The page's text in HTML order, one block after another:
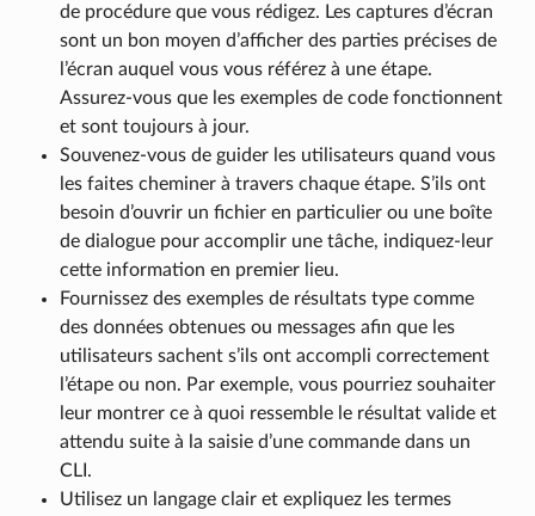
de procédure que vous rédigez. Les captures d’écran
sont un bon moyen d’afficher des parties précises de
l’écran auquel vous vous référez à une étape.
Assurez-vous que les exemples de code fonctionnent
et sont toujours à jour.
Souvenez-vous de guider les utilisateurs quand vous
les faites cheminer à travers chaque étape. S’ils ont
besoin d’ouvrir un fichier en particulier ou une boîte
de dialogue pour accomplir une tâche, indiquez-leur
cette information en premier lieu.
Fournissez des exemples de résultats type comme
des données obtenues ou messages afin que les
utilisateurs sachent s’ils ont accompli correctement
l’étape ou non. Par exemple, vous pourriez souhaiter
leur montrer ce à quoi ressemble le résultat valide et
attendu suite à la saisie d’une commande dans un
CLI.
Utilisez un langage clair et expliquez les termes